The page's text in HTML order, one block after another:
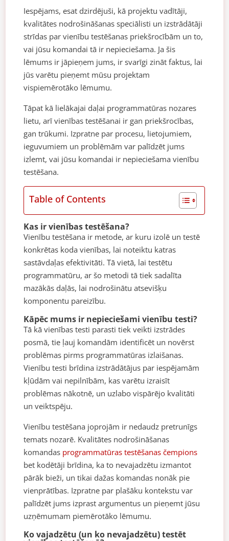
Iespējams, esat dzirdējuši, kā projektu vadītāji,
kvalitātes nodrošināšanas speciālisti un izstrādātāji
strīdas par vienību testēšanas priekšrocībām un to,
vai jūsu komandai tā ir nepieciešama. Ja šis
lēmums ir jāpieņem jums, ir svarīgi zināt faktus, lai
jūs varētu pieņemt mūsu projektam
vispiemērotāko lēmumu.
Tāpat kā lielākajai daļai programmatūras nozares
lietu, arī vienības testēšanai ir gan priekšrocības,
gan trūkumi. Izpratne par procesu, lietojumiem,
ieguvumiem un problēmām var palīdzēt jums
izlemt, vai jūsu komandai ir nepieciešama vienību
testēšana.
Table of Contents
Kas ir vienības testēšana?
Vienību testēšana ir metode, ar kuru izolē un testē
konkrētas koda vienības, lai noteiktu katras
sastāvdaļas efektivitāti. Tā vietā, lai testētu
programmatūru, ar šo metodi tā tiek sadalīta
mazākās daļās, lai nodrošinātu atsevišķu
komponentu pareizību.
Kāpēc mums ir nepieciešami vienību testi?
Tā kā vienības testi parasti tiek veikti izstrādes
posmā, tie ļauj komandām identificēt un novērst
problēmas pirms programmatūras izlaišanas.
Vienību testi brīdina izstrādātājus par iespējamām
kļūdām vai nepilnībām, kas varētu izraisīt
problēmas nākotnē, un uzlabo vispārējo kvalitāti
un veiktspēju.
Vienību testēšana joprojām ir nedaudz pretrunīgs
temats nozarē. Kvalitātes nodrošināšanas
komandas programmatūras testēšanas čempions
bet kodētāji brīdina, ka to nevajadzētu izmantot
pārāk bieži, un tikai dažas komandas nonāk pie
vienprātības. Izpratne par plašāku kontekstu var
palīdzēt jums izprast argumentus un pieņemt jūsu
uzņēmumam piemērotāko lēmumu.
Ko vajadzētu (un ko nevajadzētu) testēt